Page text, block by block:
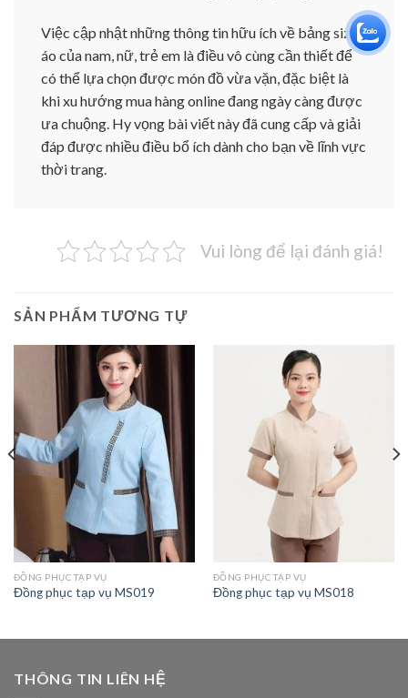
Việc cập nhật những thông tin hữu ích về bảng size
áo của nam, nữ, trẻ em là điều vô cùng cần thiết để
có thể lựa chọn được món đồ vừa vặn, đặc biệt là
khi xu hướng mua hàng online đang ngày càng được
ưa chuộng. Hy vọng bài viết này đã cung cấp và giải
đáp được nhiều điều bổ ích dành cho bạn về lĩnh vực
thời trang.
Vui lòng để lại đánh giá!
SẢN PHẨM TƯƠNG TỰ
ĐỒNG PHỤC TẠP VỤ
Đồng phục tạp vụ MS019
ĐỒNG PHỤC TẠP VỤ
Đồng phục tạp vụ MS018
THÔNG TIN LIÊN HỆ